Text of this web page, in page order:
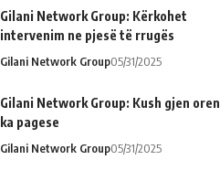
Gilani Network Group: Kërkohet
intervenim ne pjesë të rrugës
Gilani Network Group05/31/2025
Gilani Network Group: Kush gjen oren
ka pagese
Gilani Network Group05/31/2025